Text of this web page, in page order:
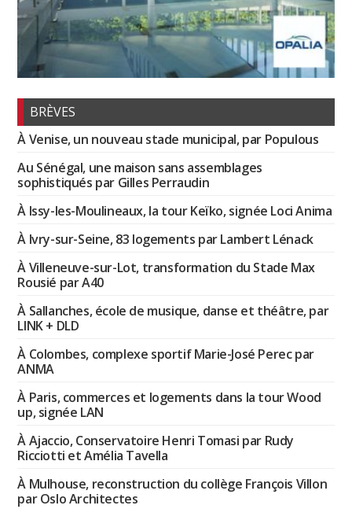
BRÈVES
À Venise, un nouveau stade municipal, par Populous
Au Sénégal, une maison sans assemblages
sophistiqués par Gilles Perraudin
À Issy-les-Moulineaux, la tour Keïko, signée Loci Anima
À Ivry-sur-Seine, 83 logements par Lambert Lénack
À Villeneuve-sur-Lot, transformation du Stade Max
Rousié par A40
À Sallanches, école de musique, danse et théâtre, par
LINK + DLD
À Colombes, complexe sportif Marie-José Perec par
ANMA
À Paris, commerces et logements dans la tour Wood
up, signée LAN
À Ajaccio, Conservatoire Henri Tomasi par Rudy
Ricciotti et Amélia Tavella
À Mulhouse, reconstruction du collège François Villon
par Oslo Architectes